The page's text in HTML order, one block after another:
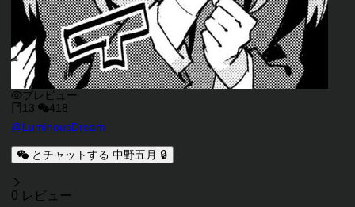
プレビュー
13
418
キャラクタークリエイター
@LuminousDream
キャラクター説明
とチャットする 中野五月 🔒
レビュー
0 レビュー